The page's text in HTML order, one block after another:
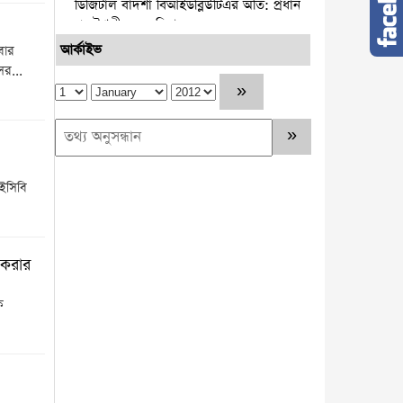
ডিজিটাল বাদশা বিআইডব্লিউটিএর অতি: প্রধান
প্রকৌশলী মজনু মিয়া
নারায়ণগঞ্জ সিটি কর্পোরেশন ও স্থানীয়
বিএনপির উদ্যোগে স্কুল লাগোয়া ময়লার স্তুপ
অপসারণ
পটুয়াখালীতে আমতলীর শ্রমিক দল
সভাপতিকে কুপিয়ে ও পিটিয়ে হত্যা
আর্কাইভ